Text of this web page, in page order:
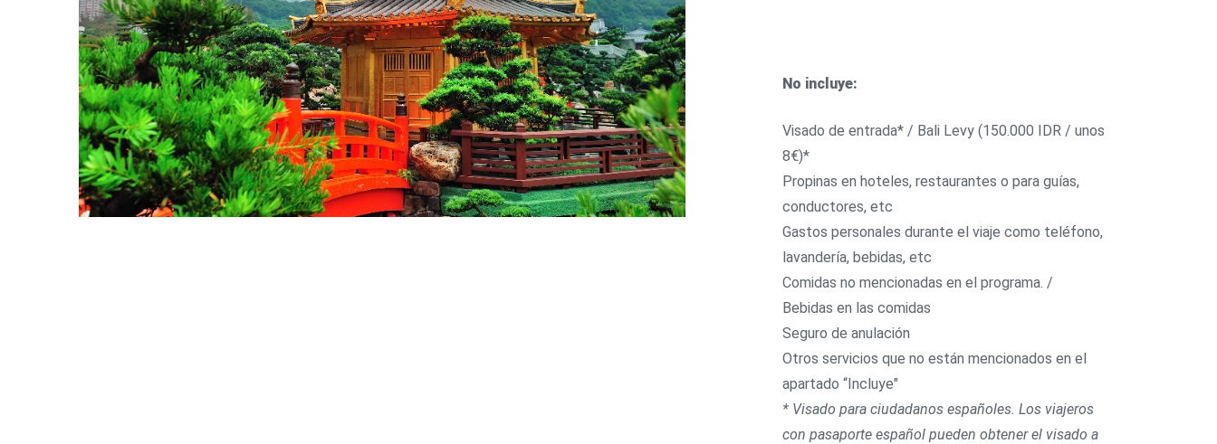
No incluye:
Visado de entrada* / Bali Levy (150.000 IDR / unos
8€)*
Propinas en hoteles, restaurantes o para guías,
conductores, etc
Gastos personales durante el viaje como teléfono,
lavandería, bebidas, etc
Comidas no mencionadas en el programa. /
Bebidas en las comidas
Seguro de anulación
Otros servicios que no están mencionados en el
apartado “Incluye"
* Visado para ciudadanos españoles. Los viajeros
con pasaporte español pueden obtener el visado a